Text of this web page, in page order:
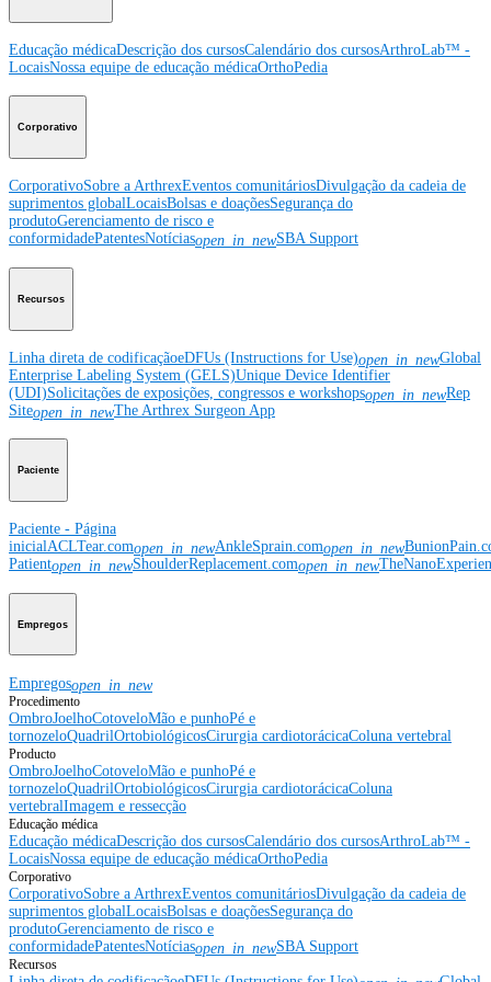
Educação médicaDescrição dos cursosCalendário dos cursosArthroLab™ -
LocaisNossa equipe de educação médicaOrthoPedia
Corporativo
CorporativoSobre a ArthrexEventos comunitáriosDivulgação da cadeia de
suprimentos globalLocaisBolsas e doaçõesSegurança do
produtoGerenciamento de risco e
conformidadePatentesNotíciasopen_in_newSBA Support
Recursos
Linha direta de codificaçãoeDFUs (Instructions for Use)open_in_newGlobal
Enterprise Labeling System (GELS)Unique Device Identifier
(UDI)Solicitações de exposições, congressos e workshopsopen_in_newRep
Siteopen_in_newThe Arthrex Surgeon App
Paciente
Paciente - Página
inicialACLTear.comopen_in_newAnkleSprain.comopen_in_new
Patientopen_in_newShoulderReplacement.comopen_in_new
Empregos
Empregosopen_in_new
Procedimento
OmbroJoelhoCotoveloMão e punhoPé e
tornozeloQuadrilOrtobiológicosCirurgia cardiotorácicaColuna vertebral
Producto
OmbroJoelhoCotoveloMão e punhoPé e
tornozeloQuadrilOrtobiológicosCirurgia cardiotorácicaColuna
vertebralImagem e ressecção
Educação médica
Educação médicaDescrição dos cursosCalendário dos cursosArthroLab™ -
LocaisNossa equipe de educação médicaOrthoPedia
Corporativo
CorporativoSobre a ArthrexEventos comunitáriosDivulgação da cadeia de
suprimentos globalLocaisBolsas e doaçõesSegurança do
produtoGerenciamento de risco e
conformidadePatentesNotíciasopen_in_newSBA Support
Recursos